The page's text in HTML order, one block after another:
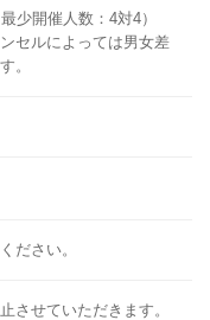
少開催人数：4対4）
セルによっては男女差
。
ださい。
させていただきます。